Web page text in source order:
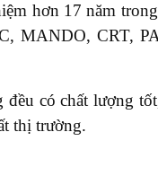
hơn 17 năm
MANDO, CRT,
có chất lượng
thị trường.